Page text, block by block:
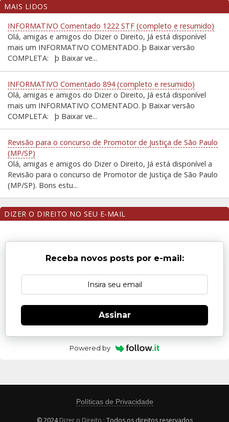
MAIS LIDOS
INFORMATIVO Comentado 1222 STF (completo e resumido)
Olá, amigas e amigos do Dizer o Direito, Já está disponível
mais um INFORMATIVO COMENTADO. þ Baixar versão
COMPLETA: þ Baixar ve...
INFORMATIVO Comentado 894 (completo e resumido)
Olá, amigas e amigos do Dizer o Direito, Já está disponível
mais um INFORMATIVO COMENTADO. þ Baixar versão
COMPLETA: þ Baixar ve...
Revisão para o concurso de Promotor de Justiça de São Paulo
(MP/SP)
Olá, amigas e amigos do Dizer o Direito, Já está disponível a
Revisão para o concurso de Promotor de Justiça de São Paulo
(MP/SP). Bons estu...
DIZER O DIREITO NO SEU E-MAIL
Receba novos posts por e-mail:
Assinar
Powered by
Políticas de Privacidade
© 2024Dizer o Direito · Todos os direitos reservados